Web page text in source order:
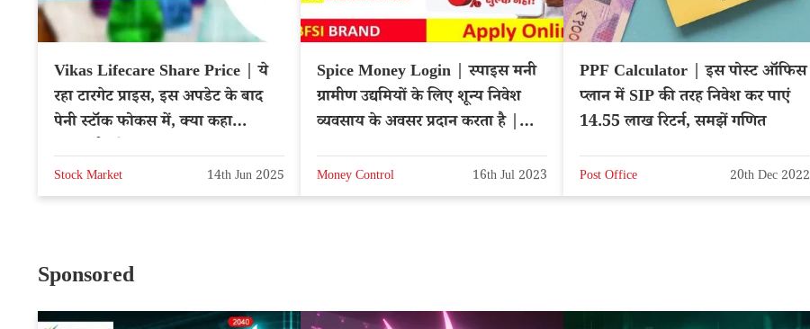
Vikas Lifecare Share Price | ये
रहा टारगेट प्राइस, इस अपडेट के बाद
पेनी स्टॉक फोकस में, क्या कहा
Stock Market 14th Jun 2025
Spice Money Login | स्पाइस मनी
ग्रामीण उद्यमियों के लिए शून्य निवेश
व्यवसाय के अवसर प्रदान करता है |
Money Control 16th Jul 2023
PPF Calculator | इस पोस्ट ऑफिस
प्लान में SIP की तरह निवेश कर पाएं
14.55 लाख रिटर्न, समझें गणित
Post Office 20th Dec 2022
Sponsored